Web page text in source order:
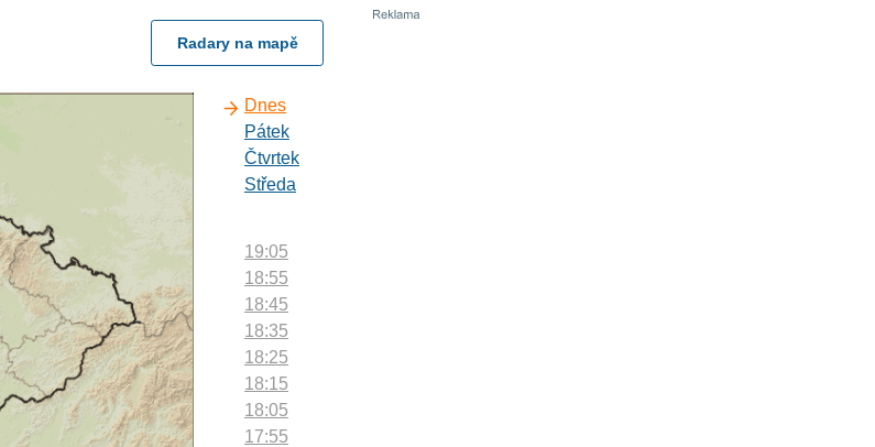
Radary na mapě
Dnes
Pátek
Čtvrtek
Středa
19:05
18:55
18:45
18:35
18:25
18:15
18:05
17:55